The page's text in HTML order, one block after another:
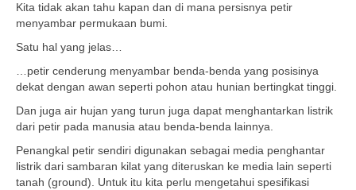
Kita tidak akan tahu kapan dan di mana persisnya petir
menyambar permukaan bumi.
Satu hal yang jelas…
…petir cenderung menyambar benda-benda yang posisinya
dekat dengan awan seperti pohon atau hunian bertingkat tinggi.
Dan juga air hujan yang turun juga dapat menghantarkan listrik
dari petir pada manusia atau benda-benda lainnya.
Penangkal petir sendiri digunakan sebagai media penghantar
listrik dari sambaran kilat yang diteruskan ke media lain seperti
tanah (ground). Untuk itu kita perlu mengetahui spesifikasi